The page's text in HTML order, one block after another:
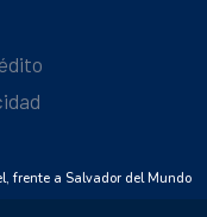
frente a Salvador del Mundo